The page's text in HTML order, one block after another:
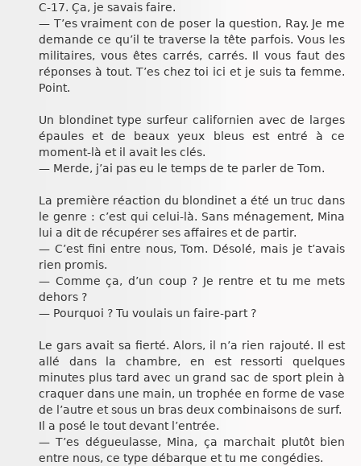
C-17. Ça, je savais faire.
— T’es vraiment con de poser la question, Ray. Je me
demande ce qu’il te traverse la tête parfois. Vous les
militaires, vous êtes carrés, carrés. Il vous faut des
réponses à tout. T’es chez toi ici et je suis ta femme.
Point.
Un blondinet type surfeur californien avec de larges
épaules et de beaux yeux bleus est entré à ce
moment-là et il avait les clés.
— Merde, j’ai pas eu le temps de te parler de Tom.
La première réaction du blondinet a été un truc dans
le genre : c’est qui celui-là. Sans ménagement, Mina
lui a dit de récupérer ses affaires et de partir.
— C’est fini entre nous, Tom. Désolé, mais je t’avais
rien promis.
— Comme ça, d’un coup ? Je rentre et tu me mets
dehors ?
— Pourquoi ? Tu voulais un faire-part ?
Le gars avait sa fierté. Alors, il n’a rien rajouté. Il est
allé dans la chambre, en est ressorti quelques
minutes plus tard avec un grand sac de sport plein à
craquer dans une main, un trophée en forme de vase
de l’autre et sous un bras deux combinaisons de surf.
Il a posé le tout devant l’entrée.
— T’es dégueulasse, Mina, ça marchait plutôt bien
entre nous, ce type débarque et tu me congédies.